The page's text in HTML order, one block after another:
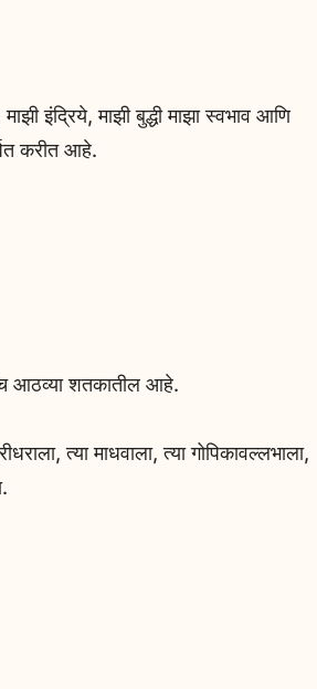
इंद्रिये, माझी बुद्धी माझा स्वभाव आणि
करीत आहे.
आठव्या शतकातील आहे.
त्या माधवाला, त्या गोपिकावल्लभाला,